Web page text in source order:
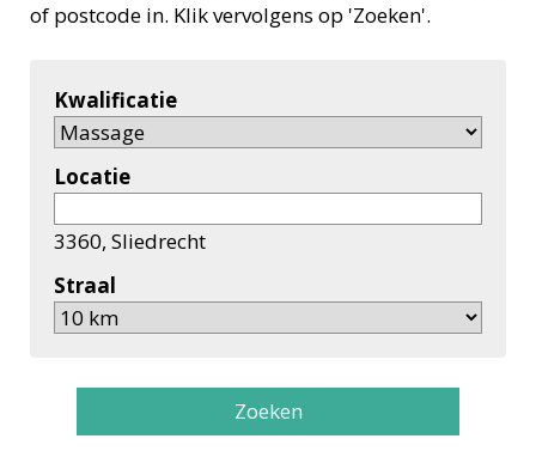
of postcode in. Klik vervolgens op 'Zoeken'.
Kwalificatie
Locatie
3360, Sliedrecht
Straal
Zoeken